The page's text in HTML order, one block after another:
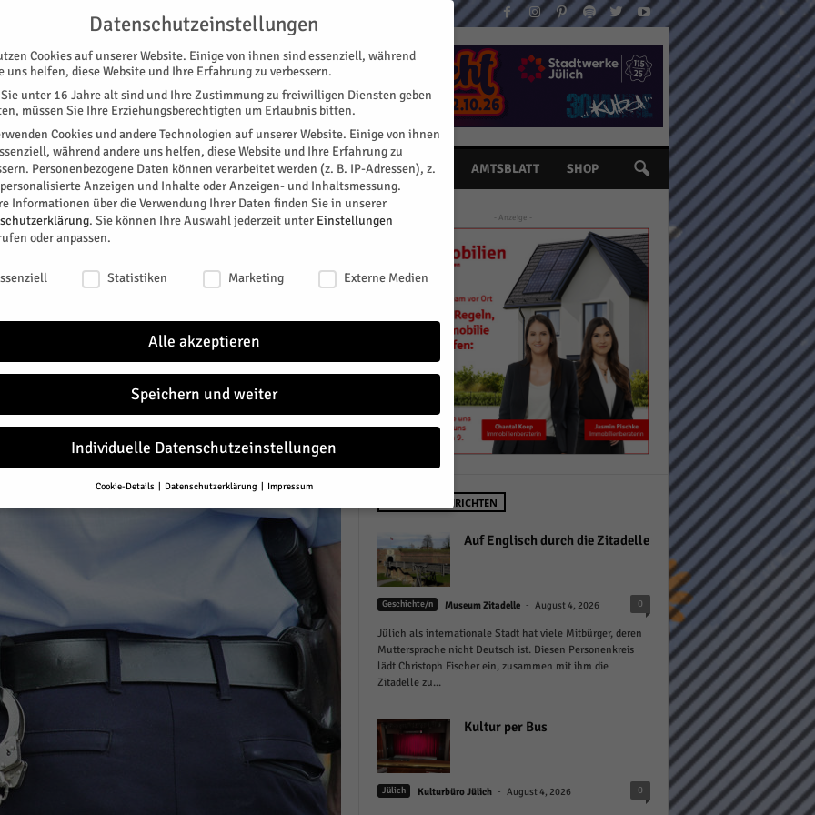
KONTAKT
SPEZIAL E-PAPER KINO GALERIE TERMINE AMTSBLATT SHOP
Fenster in eine Jülicher Wohnung eingebrochen.
- Anzeige -
NEUSTE NACHRICHTEN
Auf Englisch durch die Zitadelle
Geschichte/n Museum Zitadelle - August 4, 2026 0
Jülich als internationale Stadt hat viele Mitbürger, deren
Muttersprache nicht Deutsch ist. Diesen Personenkreis
lädt Christoph Fischer ein, zusammen mit ihm die
Zitadelle zu...
Kultur per Bus
Jülich Kulturbüro Jülich - August 4, 2026 0
Datenschutzeinstellungen
Cookies auf unserer Website. Einige von ihnen sind essenziell, während
uns helfen, diese Website und Ihre Erfahrung zu verbessern.
unter 16 Jahre alt sind und Ihre Zustimmung zu freiwilligen Diensten geben
müssen Sie Ihre Erziehungsberechtigten um Erlaubnis bitten.
Cookies und andere Technologien auf unserer Website. Einige von ihnen
während andere uns helfen, diese Website und Ihre Erfahrung zu
Personenbezogene Daten können verarbeitet werden (z. B. IP-Adressen), z.
Anzeigen und Inhalte oder Anzeigen- und Inhaltsmessung.
Informationen über die Verwendung Ihrer Daten finden Sie in unserer
. Sie können Ihre Auswahl jederzeit unter Einstellungen
oder anpassen.
Statistiken Marketing Externe Medien
Alle akzeptieren
Speichern und weiter
Individuelle Datenschutzeinstellungen
Cookie-Details Datenschutzerklärung Impressum
Datenschutzeinstellungen
Sie unter 16 Jahre alt sind und Ihre Zustimmung zu freiwilligen Diensten geben
müssen Sie Ihre Erziehungsberechtigten um Erlaubnis bitten.
Cookies und andere Technologien auf unserer Website. Einige von ihnen
während andere uns helfen, diese Website und Ihre Erfahrung zu
Personenbezogene Daten können verarbeitet werden (z. B. IP-Adressen), z.
personalisierte Anzeigen und Inhalte oder Anzeigen- und Inhaltsmessung.
Informationen über die Verwendung Ihrer Daten finden Sie in unserer
Sie eine Übersicht über alle verwendeten Cookies. Sie können Ihre
zu ganzen Kategorien geben oder sich weitere Informationen anzeigen
und so nur bestimmte Cookies auswählen.
akzeptieren
und weiter
Zurück